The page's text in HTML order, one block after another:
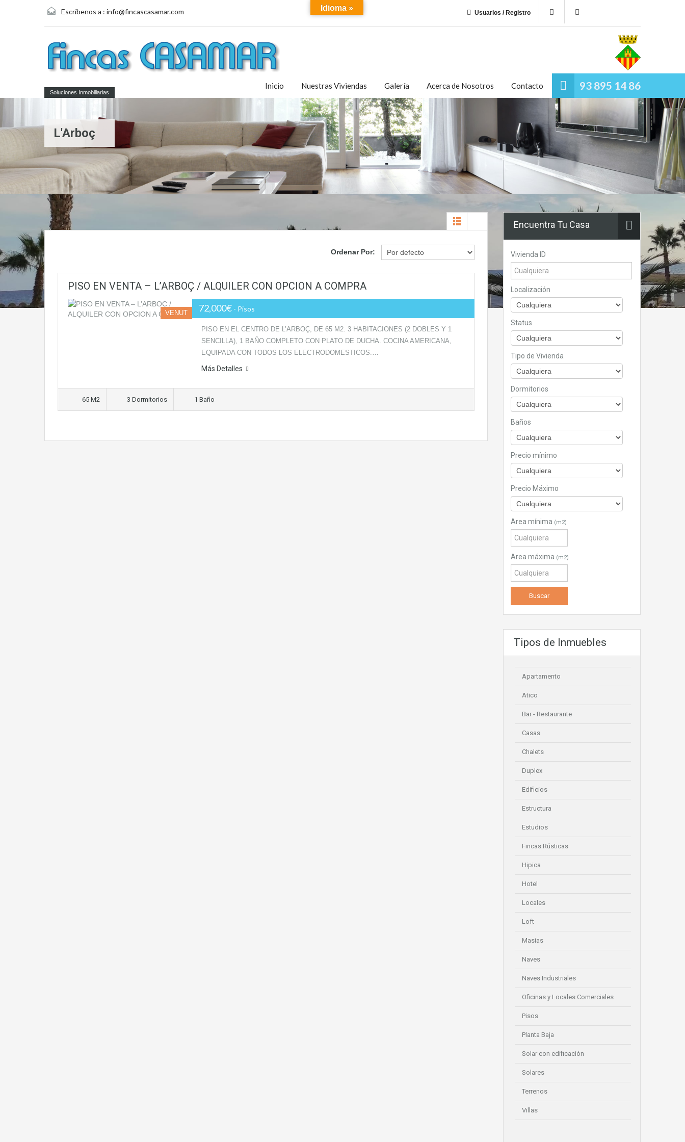
Escríbenos a : info@fincascasamar.com Usuarios / Registro
Soluciones Inmobiliarias
93 895 14 86
Inicio Nuestras Viviendas Galería Acerca de Nosotros Contacto
L'Arboç
Ordenar Por:
PISO EN VENTA – L’ARBOÇ / ALQUILER CON OPCION A COMPRA
VENUT 72,000€ - Pisos
PISO EN EL CENTRO DE L’ARBOÇ, DE 65 M2. 3 HABITACIONES (2 DOBLES Y 1
SENCILLA), 1 BAÑO COMPLETO CON PLATO DE DUCHA. COCINA AMERICANA,
EQUIPADA CON TODOS LOS ELECTRODOMESTICOS.…
Más Detalles
65 M2 3 Dormitorios 1 Baño
Encuentra Tu Casa
Vivienda ID
Localización
Status
Tipo de Vivienda
Dormitorios
Baños
Precio mínimo
Precio Máximo
Area mínima (m2)
Area máxima (m2)
Tipos de Inmuebles
Apartamento
Atico
Bar - Restaurante
Casas
Chalets
Duplex
Edificios
Estructura
Estudios
Fincas Rústicas
Hipica
Hotel
Locales
Loft
Masias
Naves
Naves Industriales
Oficinas y Locales Comerciales
Pisos
Planta Baja
Solar con edificación
Solares
Terrenos
Villas
Idioma »